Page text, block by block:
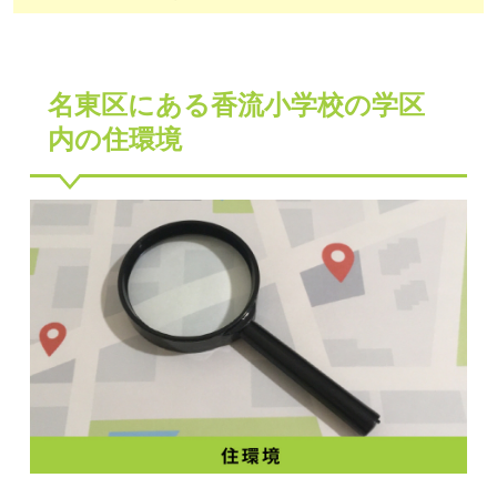
名東区にある香流小学校の学区
内の住環境